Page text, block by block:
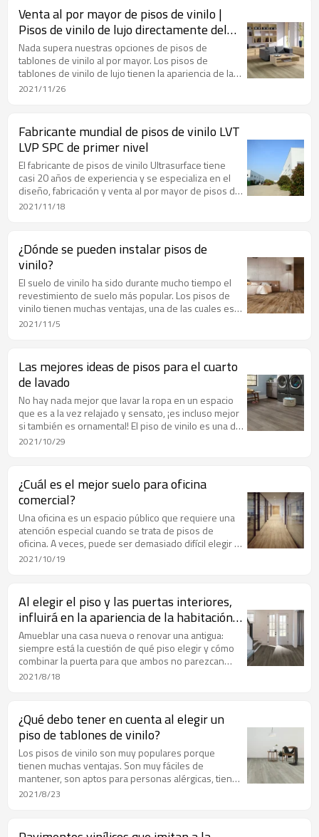
Venta al por mayor de pisos de vinilo |
Pisos de vinilo de lujo directamente del
fabricante
Nada supera nuestras opciones de pisos de
tablones de vinilo al por mayor. Los pisos de
tablones de vinilo de lujo tienen la apariencia de la
madera real y son completamente impermeables.
2021/11/26
Fabricante mundial de pisos de vinilo LVT
LVP SPC de primer nivel
El fabricante de pisos de vinilo Ultrasurface tiene
casi 20 años de experiencia y se especializa en el
diseño, fabricación y venta al por mayor de pisos de
vinilo comerciales y residenciales.
2021/11/18
¿Dónde se pueden instalar pisos de
vinilo?
El suelo de vinilo ha sido durante mucho tiempo el
revestimiento de suelo más popular. Los pisos de
vinilo tienen muchas ventajas, una de las cuales es
que pueden usarse ampliamente en muchos
2021/11/5
Las mejores ideas de pisos para el cuarto
de lavado
No hay nada mejor que lavar la ropa en un espacio
que es a la vez relajado y sensato, ¡es incluso mejor
si también es ornamental! El piso de vinilo es una de
las mejores opciones para el piso de la sala de
2021/10/29
¿Cuál es el mejor suelo para oficina
comercial?
Una oficina es un espacio público que requiere una
atención especial cuando se trata de pisos de
oficina. A veces, puede ser demasiado difícil elegir el
mejor suelo para una oficina comercial, ya que
2021/10/19
Al elegir el piso y las puertas interiores,
influirá en la apariencia de la habitación.
Combina todo a la perfección
Amueblar una casa nueva o renovar una antigua:
siempre está la cuestión de qué piso elegir y cómo
combinar la puerta para que ambos no parezcan
puños a la vista. Intente seguir nuestros consejos y
2021/8/18
¿Qué debo tener en cuenta al elegir un
piso de tablones de vinilo?
Los pisos de vinilo son muy populares porque
tienen muchas ventajas. Son muy fáciles de
mantener, son aptos para personas alérgicas, tienen
un aspecto perfecto, pueden repararse fácilmente si
calefacción por suelo radiante.
2021/8/23